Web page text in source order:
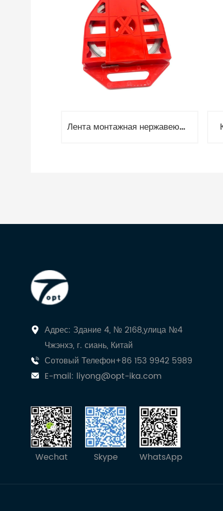
Лента монтажная нержавеющая С201, 20x0.7 мм,50 метров
Адрес: Здание 4, № 2168,улица №4
Чжэнхэ, г. сиань, Китай
Сотовый Телефон+86 153 9942 5989
E-mail: liyong@opt-ika.com
Wechat Skype WhatsApp